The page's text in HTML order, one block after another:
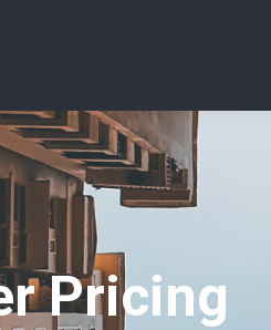
Pricing